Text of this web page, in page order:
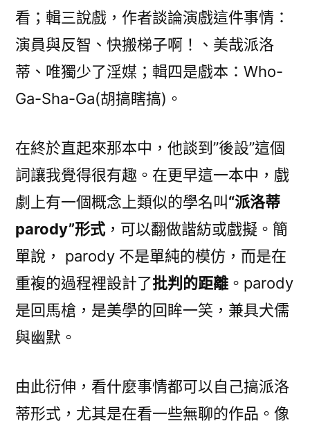
看；輯三說戲，作者談論演戲這件事情：
演員與反智、快搬梯子啊！、美哉派洛
蒂、唯獨少了淫媒；輯四是戲本：Who-
Ga-Sha-Ga(胡搞瞎搞)。
在終於直起來那本中，他談到”後設”這個
詞讓我覺得很有趣。在更早這一本中，戲
劇上有一個概念上類似的學名叫“派洛蒂
parody”形式，可以翻做諧紡或戲擬。簡
單說， parody 不是單純的模仿，而是在
重複的過程裡設計了批判的距離 。parody
是回馬槍，是美學的回眸一笑，兼具犬儒
與幽默。
由此衍伸，看什麼事情都可以自己搞派洛
蒂形式，尤其是在看一些無聊的作品。像